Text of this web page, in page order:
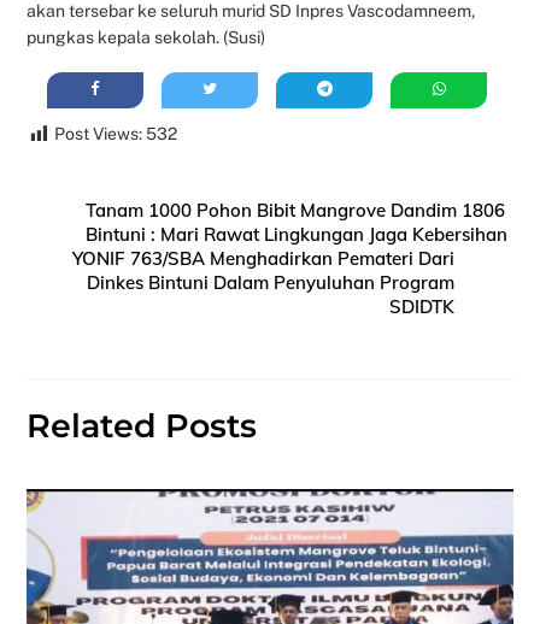
akan tersebar ke seluruh murid SD Inpres Vascodamneem,
pungkas kepala sekolah. (Susi)
Post Views: 532
Tanam 1000 Pohon Bibit Mangrove Dandim 1806
Bintuni : Mari Rawat Lingkungan Jaga Kebersihan
YONIF 763/SBA Menghadirkan Pemateri Dari
Dinkes Bintuni Dalam Penyuluhan Program
SDIDTK
Related Posts